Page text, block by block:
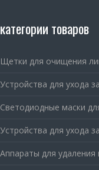
категории товаров
Щетки для очищения
Устройства для ухода
Светодиодные маски
Устройства для ухода
Аппараты для удаления